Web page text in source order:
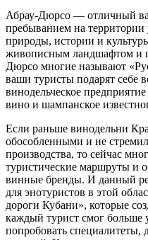
Абрау-Дюрсо — отличный
пребыванием на территории
природы, истории и
живописным ландшафтом и
Дюрсо многие называют
ваши туристы подарят себе
винодельческое
вино и шампанское
Если раньше винодельни
обособленными и не
производства, то сейчас
туристические маршруты и
винные бренды. И данный
для энотуристов в этой
дороги Кубани», которые
каждый турист смог
попробовать специалитеты,